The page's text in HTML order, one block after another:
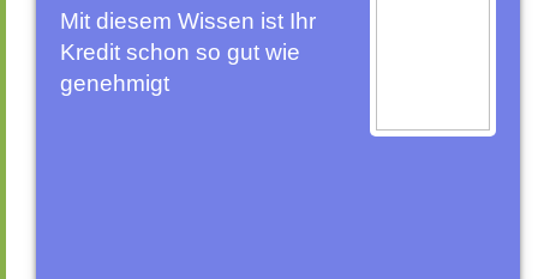
Mit diesem Wissen ist Ihr
Kredit schon so gut wie
genehmigt